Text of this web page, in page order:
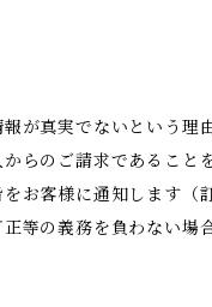
が真実でないという
らのご請求であるこ
お客様に通知します
等の義務を負わない場